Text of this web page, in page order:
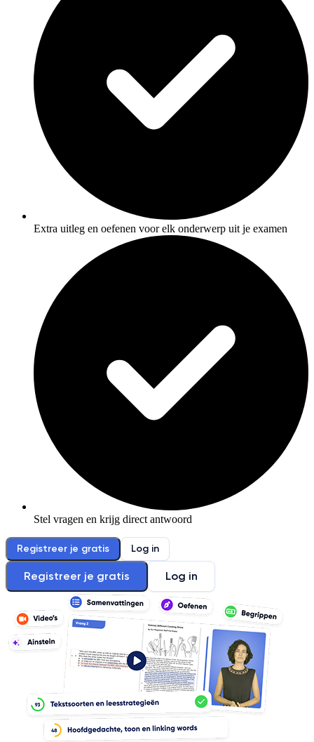
Extra uitleg en oefenen voor elk onderwerp uit je examen
Stel vragen en krijg direct antwoord
Registreer je gratis Log in
Registreer je gratis Log in